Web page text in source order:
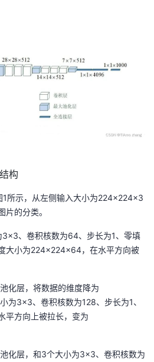
构
1所示，从左侧输入大小为224×224×3
片的分类。
、卷积核数为64、步长为1、零填
大小为224×224×64，在水平方向被
化层，将数据的维度降为
为3×3、卷积核数为128、步长为1、
平方向上被拉长，变为
化层，和3个大小为3×3、卷积核数为